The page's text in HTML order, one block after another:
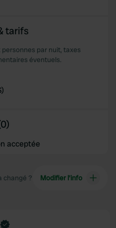
tarifs
par nuit, taxes
éventuels.
)
acceptée
changé ? Modifier l’info